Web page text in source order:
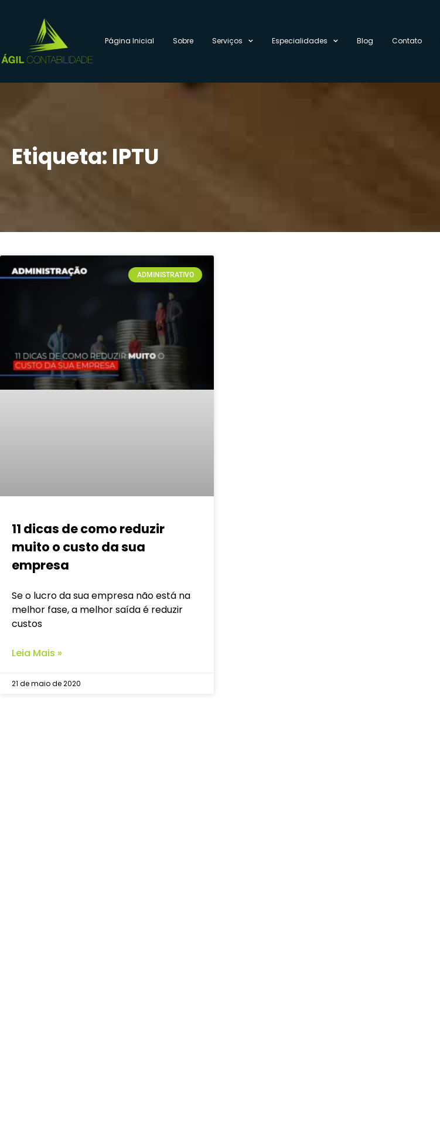
Página Inicial Sobre Serviços Especialidades Blog Contato
Etiqueta: IPTU
ADMINISTRATIVO
11 dicas de como reduzir
muito o custo da sua
empresa
Se o lucro da sua empresa não está na
melhor fase, a melhor saída é reduzir
custos
Leia Mais »
21 de maio de 2020